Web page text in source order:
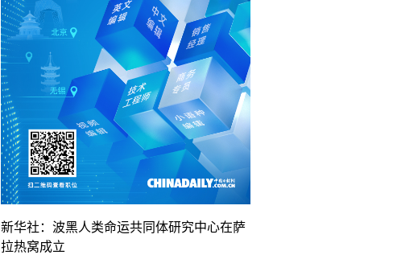
新华社：波黑人类命运共同体研究中心在萨
拉热窝成立